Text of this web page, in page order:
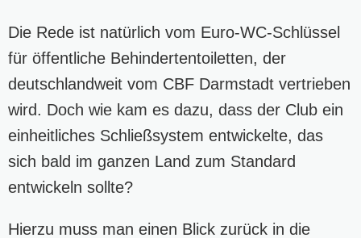
Die Rede ist natürlich vom Euro-WC-Schlüssel
für öffentliche Behindertentoiletten, der
deutschlandweit vom CBF Darmstadt vertrieben
wird. Doch wie kam es dazu, dass der Club ein
einheitliches Schließsystem entwickelte, das
sich bald im ganzen Land zum Standard
entwickeln sollte?
Hierzu muss man einen Blick zurück in die